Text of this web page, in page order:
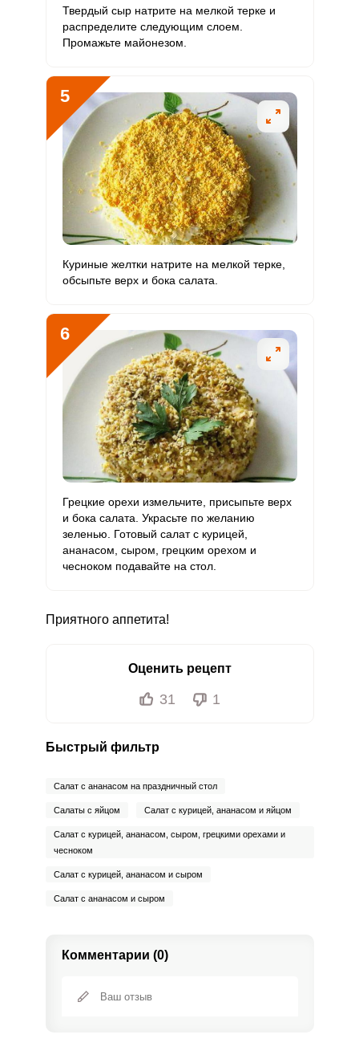
Хром 35 мкг 50 мкг 7.1 17.5
Цинк
Ванадий 17 мкг 20 мкг 8.6 21.3
Молибден 30 мкг 70 мкг 4.4 10.7
Твердый сыр натрите на мелкой терке и
распределите следующим слоем.
Промажьте майонезом.
5
Куриные желтки натрите на мелкой терке,
обсыпьте верх и бока салата.
6
Грецкие орехи измельчите, присыпьте верх
и бока салата. Украсьте по желанию
зеленью. Готовый салат с курицей,
ананасом, сыром, грецким орехом и
чесноком подавайте на стол.
Приятного аппетита!
Оценить рецепт
31 1
Быстрый фильтр
Салат с ананасом на праздничный стол
Салаты с яйцом Салат с курицей, ананаcом и яйцом
Салат с курицей, ананасом, сыром, грецкими орехами и
чесноком
Салат с курицей, ананасом и сыром
Салат с ананасом и сыром
Комментарии (0)